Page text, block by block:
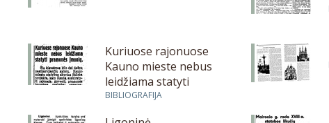
Kuriuose rajonuose
Kauno mieste nebus
leidžiama statyti
pramonės įmonių
BIBLIOGRAFIJA